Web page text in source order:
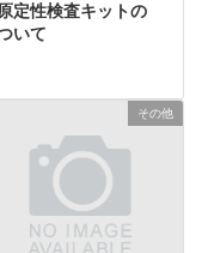
定性検査キットの
いて
その他